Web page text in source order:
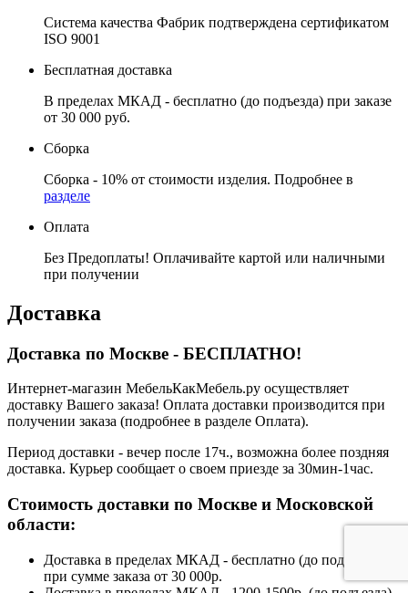
Система качества Фабрик подтверждена сертификатом
ISO 9001
Бесплатная доставка
В пределах МКАД - бесплатно (до подъезда) при заказе
от 30 000 руб.
Сборка
Сборка - 10% от стоимости изделия. Подробнее в
разделе
Оплата
Без Предоплаты! Оплачивайте картой или наличными
при получении
Доставка
Доставка по Москве - БЕСПЛАТНО!
Интернет-магазин МебельКакМебель.ру осуществляет
доставку Вашего заказа! Оплата доставки производится при
получении заказа (подробнее в разделе Оплата).
Период доставки - вечер после 17ч., возможна более поздняя
доставка. Курьер сообщает о своем приезде за 30мин-1час.
Стоимость доставки по Москве и Московской
области:
Доставка в пределах МКАД - бесплатно (до подъезда)
при сумме заказа от 30 000р.